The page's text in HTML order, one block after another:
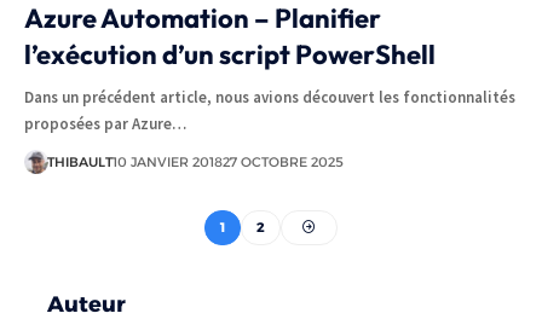
Azure Automation – Planifier
l’exécution d’un script PowerShell
Dans un précédent article, nous avions découvert les fonctionnalités
proposées par Azure…
THIBAULT10 JANVIER 201827 OCTOBRE 2025
1 2
Auteur